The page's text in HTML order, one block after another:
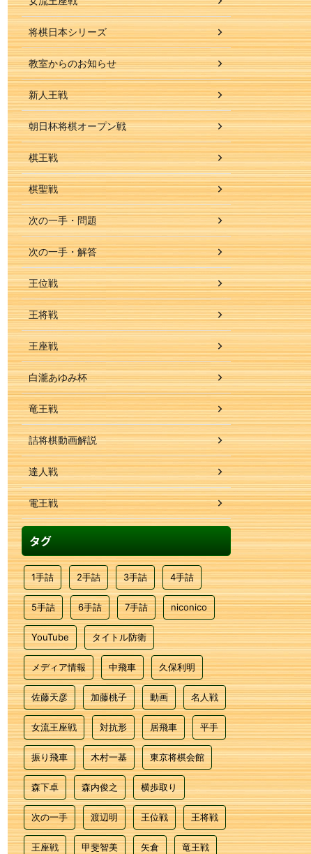
将棋日本シリーズ
教室からのお知らせ
新人王戦
朝日杯将棋オープン戦
棋王戦
棋聖戦
次の一手・問題
次の一手・解答
王位戦
王将戦
王座戦
白瀧あゆみ杯
竜王戦
詰将棋動画解説
達人戦
電王戦
タグ
1手詰 2手詰 3手詰 4手詰
5手詰 6手詰 7手詰 niconico
YouTube タイトル防衛
メディア情報 中飛車 久保利明
佐藤天彦 加藤桃子 動画 名人戦
女流王座戦 対抗形 居飛車 平手
振り飛車 木村一基 東京将棋会館
森下卓 森内俊之 横歩取り
次の一手 渡辺明 王位戦 王将戦
王座戦 甲斐智美 矢倉 竜王戦